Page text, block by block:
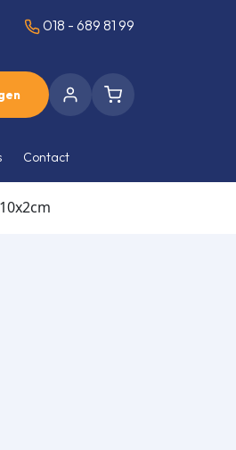
018 - 689 81 99
Contact